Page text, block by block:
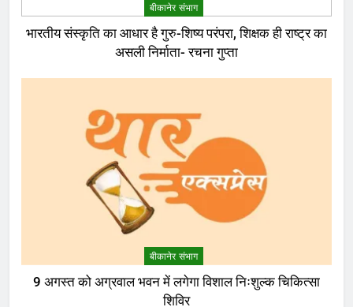
बीकानेर संभाग
भारतीय संस्कृति का आधार है गुरु-शिष्य परंपरा, शिक्षक ही राष्ट्र का
असली निर्माता- रचना गुप्ता
बीकानेर संभाग
9 अगस्त को अग्रवाल भवन में लगेगा विशाल निःशुल्क चिकित्सा
शिविर